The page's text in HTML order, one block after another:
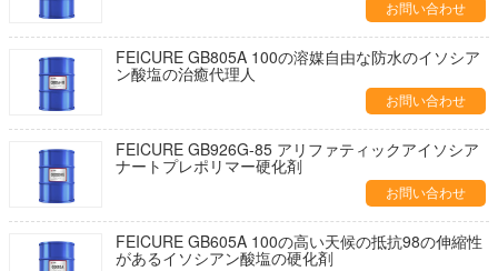
お問い合わせ
FEICURE GB805A 100の溶媒自由な防水のイソシア
ン酸塩の治癒代理人
お問い合わせ
FEICURE GB926G-85 アリファティックアイソシア
ナートプレポリマー硬化剤
お問い合わせ
FEICURE GB605A 100の高い天候の抵抗98の伸縮性
があるイソシアン酸塩の硬化剤